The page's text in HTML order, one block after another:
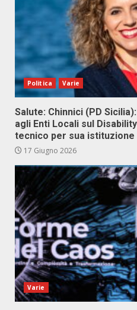
Politica Varie
Salute: Chinnici (PD
agli Enti Locali sul
tecnico per sua istituzione
17 Giugno 2026
Varie